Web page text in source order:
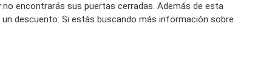
encontrarás sus puertas cerradas. Además de esta
descuento. Si estás buscando más información sobre